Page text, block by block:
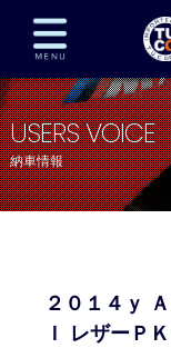
在庫車両情報
TUCとは？
全国納車
プライバシーポリシー
USERS VOICE
納車情報
２０１４ｙ
Ｉ レザーＰ